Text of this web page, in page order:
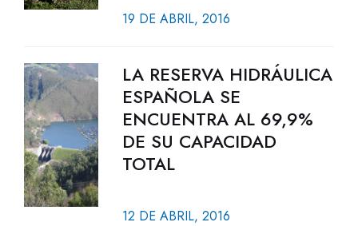
19 DE ABRIL, 2016
LA RESERVA HIDRÁULICA
ESPAÑOLA SE
ENCUENTRA AL 69,9%
DE SU CAPACIDAD
TOTAL
12 DE ABRIL, 2016